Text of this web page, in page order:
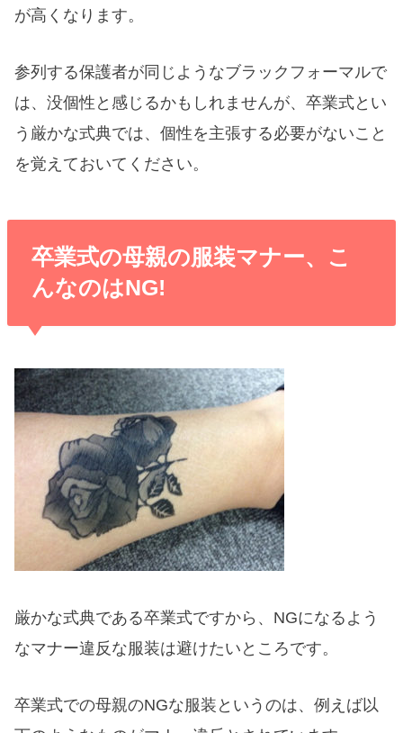
が高くなります。
参列する保護者が同じようなブラックフォーマルで
は、没個性と感じるかもしれませんが、卒業式とい
う厳かな式典では、個性を主張する必要がないこと
を覚えておいてください。
卒業式の母親の服装マナー、こ
んなのはNG!
厳かな式典である卒業式ですから、NGになるよう
なマナー違反な服装は避けたいところです。
卒業式での母親のNGな服装というのは、例えば以